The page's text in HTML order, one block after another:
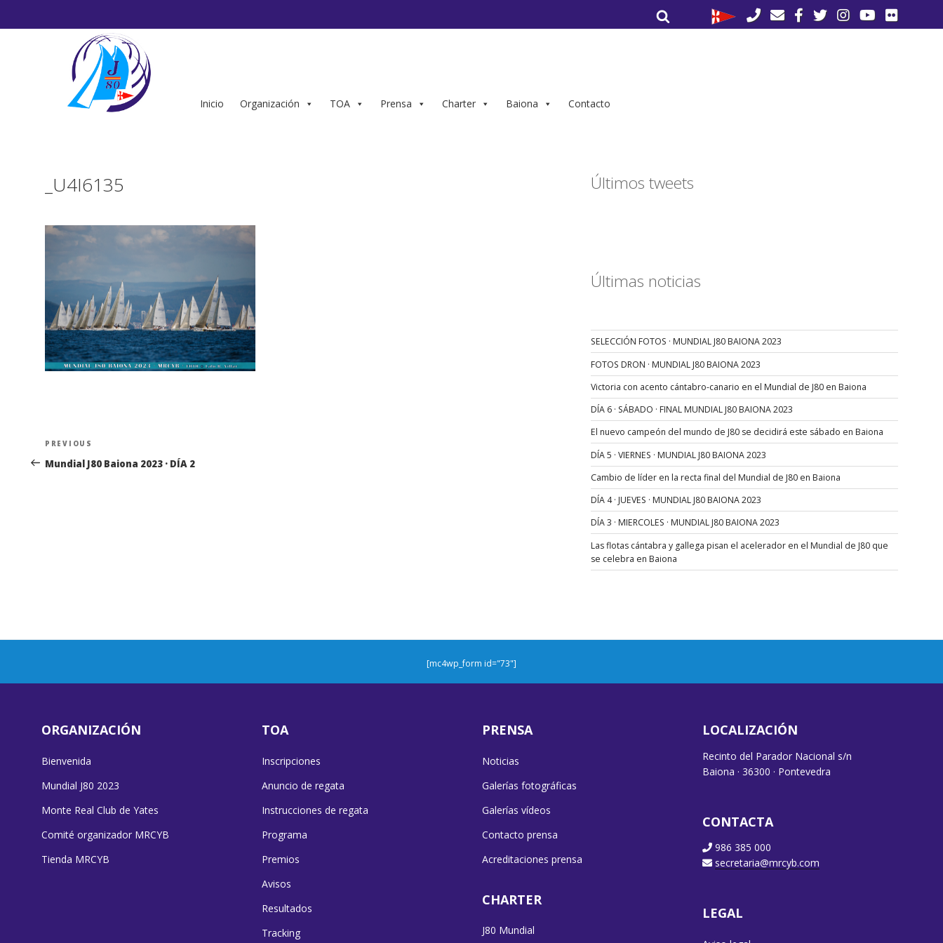
por:
Inicio Organización TOA Prensa Charter Baiona Contacto
_U4I6135
Navegación
de
Previous
Post
PREVIOUS
Mundial J80 Baiona 2023 · DÍA 2
Últimos tweets
Últimas noticias
SELECCIÓN FOTOS · MUNDIAL J80 BAIONA 2023
FOTOS DRON · MUNDIAL J80 BAIONA 2023
Victoria con acento cántabro-canario en el Mundial de J80 en Baiona
DÍA 6 · SÁBADO · FINAL MUNDIAL J80 BAIONA 2023
El nuevo campeón del mundo de J80 se decidirá este sábado en Baiona
DÍA 5 · VIERNES · MUNDIAL J80 BAIONA 2023
Cambio de líder en la recta final del Mundial de J80 en Baiona
DÍA 4 · JUEVES · MUNDIAL J80 BAIONA 2023
DÍA 3 · MIERCOLES · MUNDIAL J80 BAIONA 2023
Las flotas cántabra y gallega pisan el acelerador en el Mundial de J80 que
se celebra en Baiona
[mc4wp_form id="73"]
ORGANIZACIÓN
Bienvenida
Mundial J80 2023
Monte Real Club de Yates
Comité organizador MRCYB
Tienda MRCYB
TOA
Inscripciones
Anuncio de regata
Instrucciones de regata
Programa
Premios
Avisos
Resultados
Tracking
PRENSA
Noticias
Galerías fotográficas
Galerías vídeos
Contacto prensa
Acreditaciones prensa
CHARTER
J80 Mundial
LOCALIZACIÓN
Recinto del Parador Nacional s/n
Baiona · 36300 · Pontevedra
CONTACTA
986 385 000
secretaria@mrcyb.com
LEGAL